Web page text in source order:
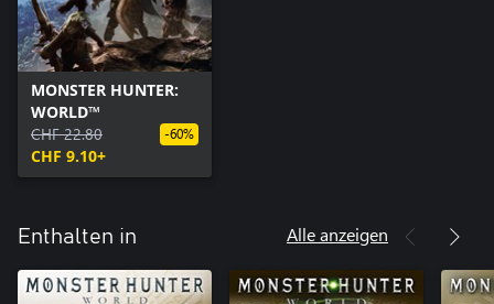
MONSTER HUNTER:
WORLD™
CHF 22.80
CHF 9.10+
-60%
Enthalten in Alle anzeigen